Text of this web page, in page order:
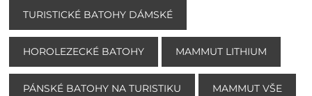
TURISTICKÉ BATOHY DÁMSKÉ
HOROLEZECKÉ BATOHY MAMMUT LITHIUM
PÁNSKÉ BATOHY NA TURISTIKU MAMMUT VŠE